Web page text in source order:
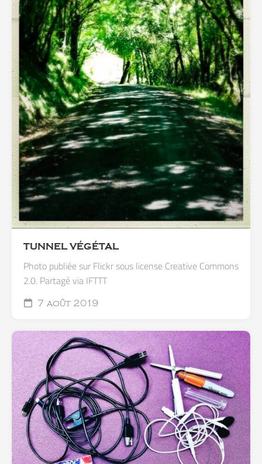
TUNNEL VÉGÉTAL
Photo publiée sur Flickr sous license Creative Commons
2.0. Partagé via IFTTT
7 août 2019